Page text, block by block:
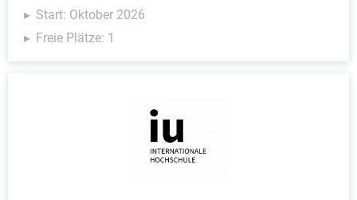
Start: Oktober 2026
Freie Plätze: 1